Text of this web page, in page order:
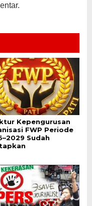
Kepengurusan
FWP Periode
Sudah